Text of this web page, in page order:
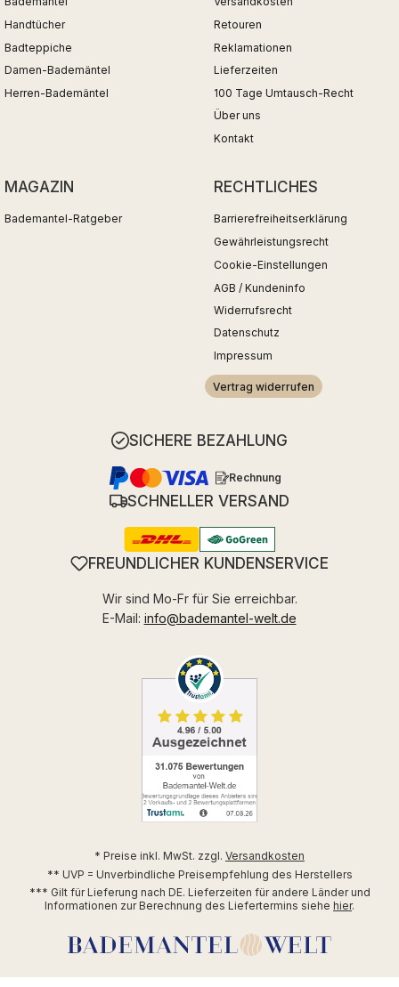
Handtücher
Badteppiche
Damen-Bademäntel
Herren-Bademäntel
Retouren
Reklamationen
Lieferzeiten
100 Tage Umtausch-Recht
Über uns
Kontakt
MAGAZIN
Bademantel-Ratgeber
RECHTLICHES
Barrierefreiheitserklärung
Gewährleistungsrecht
Cookie-Einstellungen
AGB / Kundeninfo
Widerrufsrecht
Datenschutz
Impressum
Vertrag widerrufen
SICHERE BEZAHLUNG
Rechnung
SCHNELLER VERSAND
FREUNDLICHER KUNDENSERVICE
Wir sind Mo-Fr für Sie erreichbar.
E-Mail: info@bademantel-welt.de
* Preise inkl. MwSt. zzgl. Versandkosten
** UVP = Unverbindliche Preisempfehlung des Herstellers
*** Gilt für Lieferung nach DE. Lieferzeiten für andere Länder und
Informationen zur Berechnung des Liefertermins siehe hier.